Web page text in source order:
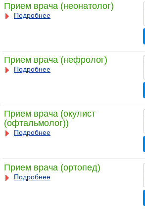
Прием врача (неонатолог)
Подробнее
Прием врача (нефролог)
Подробнее
Прием врача (окулист
(офтальмолог))
Подробнее
Прием врача (ортопед)
Подробнее